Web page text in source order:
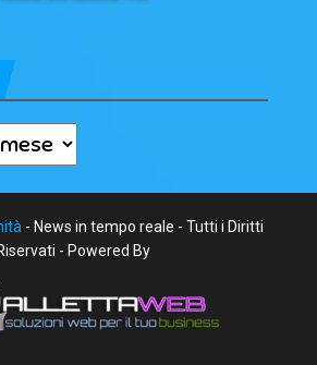
- News in tempo reale - Tutti i Diritti
- Powered By